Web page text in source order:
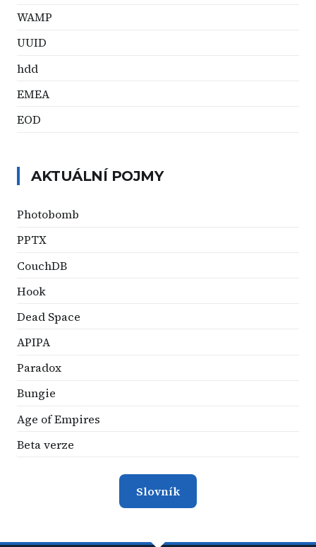
WAMP
UUID
hdd
EMEA
EOD
AKTUÁLNÍ POJMY
Photobomb
PPTX
CouchDB
Hook
Dead Space
APIPA
Paradox
Bungie
Age of Empires
Beta verze
Slovník